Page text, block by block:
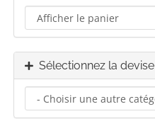
Sélectionnez la devise